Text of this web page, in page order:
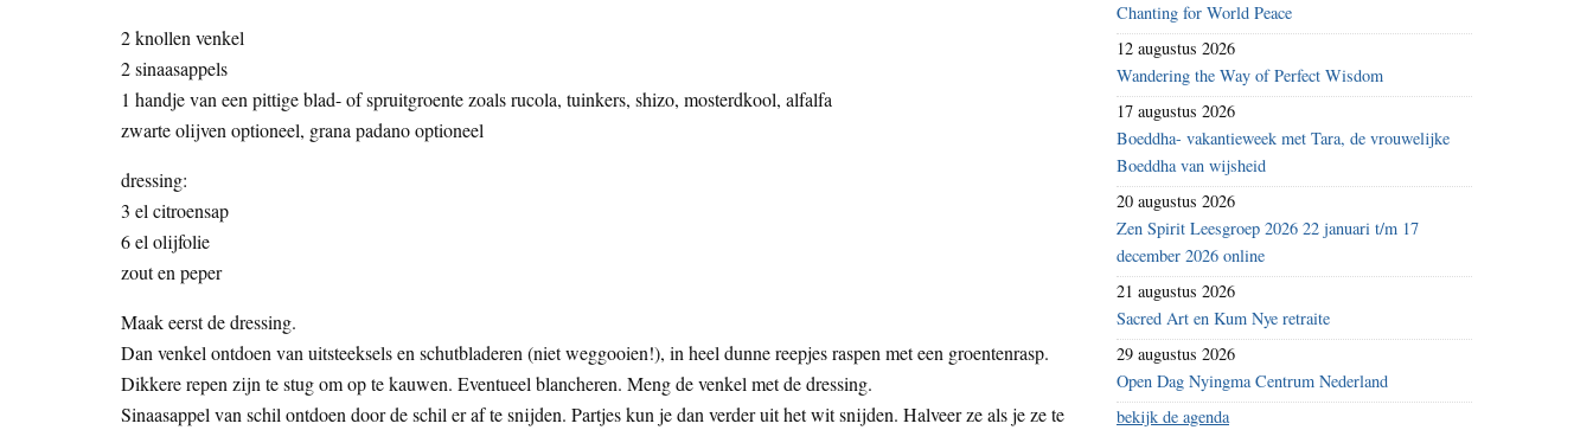
2 knollen venkel
2 sinaasappels
1 handje van een pittige blad- of spruitgroente zoals rucola, tuinkers, shizo, mosterdkool, alfalfa
zwarte olijven optioneel, grana padano optioneel
dressing:
3 el citroensap
6 el olijfolie
zout en peper
Maak eerst de dressing.
Dan venkel ontdoen van uitsteeksels en schutbladeren (niet weggooien!), in heel dunne reepjes raspen met een groentenrasp.
Dikkere repen zijn te stug om op te kauwen. Eventueel blancheren. Meng de venkel met de dressing.
Sinaasappel van schil ontdoen door de schil er af te snijden. Partjes kun je dan verder uit het wit snijden. Halveer ze als je ze te
Chanting for World Peace
12 augustus 2026
Wandering the Way of Perfect Wisdom
17 augustus 2026
Boeddha- vakantieweek met Tara, de vrouwelijke
Boeddha van wijsheid
20 augustus 2026
Zen Spirit Leesgroep 2026 22 januari t/m 17
december 2026 online
21 augustus 2026
Sacred Art en Kum Nye retraite
29 augustus 2026
Open Dag Nyingma Centrum Nederland
bekijk de agenda